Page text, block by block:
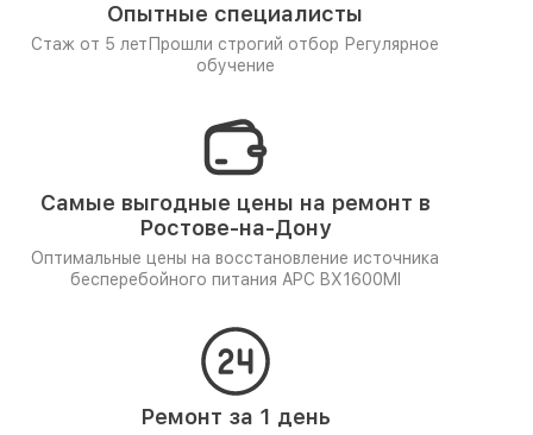
Опытные специалисты
Стаж от 5 лет Прошли строгий отбор Регулярное
обучение
Самые выгодные цены на ремонт в
Ростове-на-Дону
Оптимальные цены на восстановление источника
бесперебойного питания APC BX1600MI
Ремонт за 1 день